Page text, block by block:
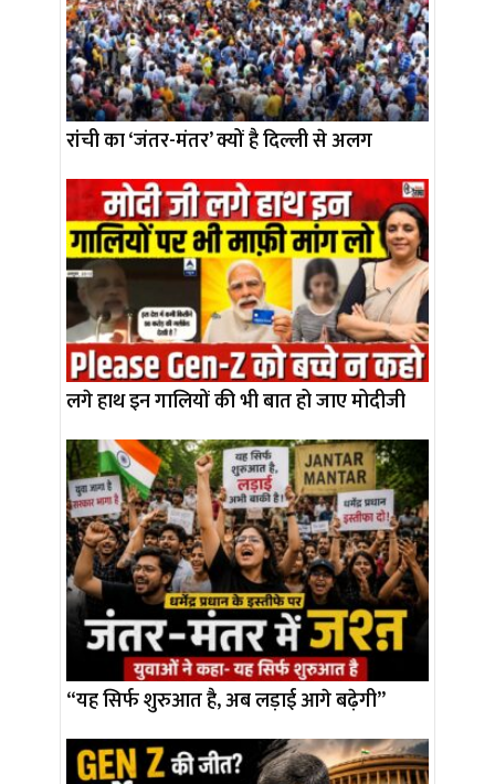
रांची का ‘जंतर-मंतर’ क्यों है दिल्ली से अलग
लगे हाथ इन गालियों की भी बात हो जाए मोदीजी
“यह सिर्फ शुरुआत है, अब लड़ाई आगे बढ़ेगी”